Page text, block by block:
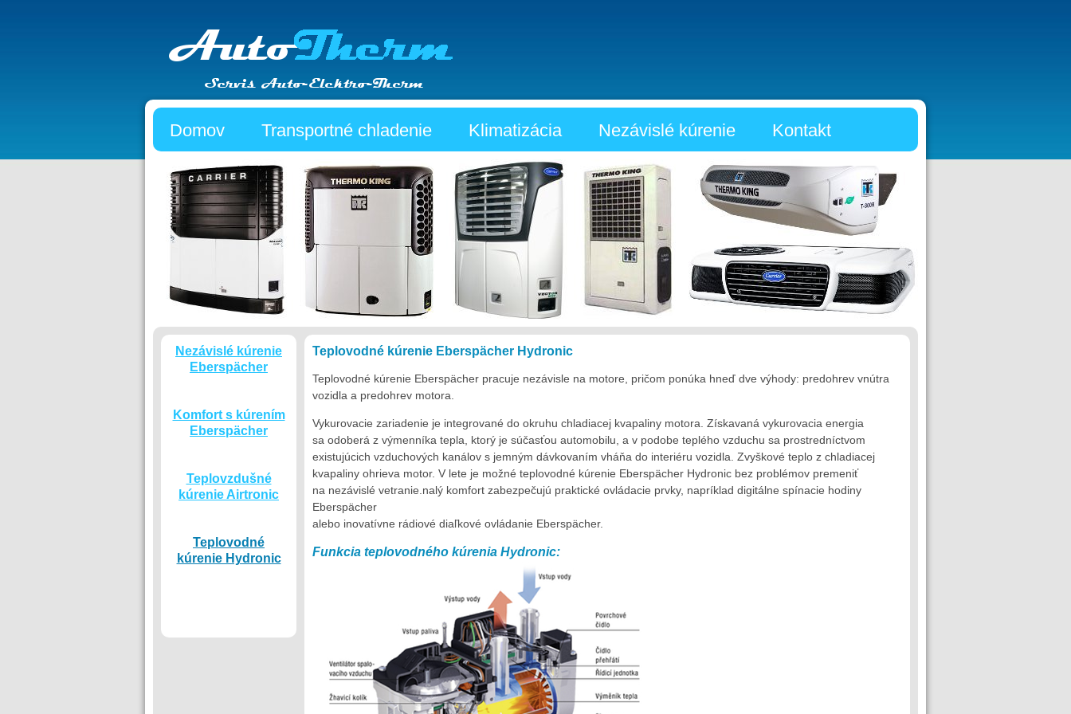
Domov Transportné chladenie Klimatizácia Nezávislé kúrenie Kontakt
Nezávislé kúrenie
Eberspächer
Komfort s kúrením
Eberspächer
Teplovzdušné
kúrenie Airtronic
Teplovodné
kúrenie Hydronic
Teplovodné kúrenie Eberspächer Hydronic
Teplovodné kúrenie Eberspächer pracuje nezávisle na motore, pričom ponúka hneď dve výhody: predohrev vnútra
vozidla a predohrev motora.
Vykurovacie zariadenie je integrované do okruhu chladiacej kvapaliny motora. Získavaná vykurovacia energia
sa odoberá z výmenníka tepla, ktorý je súčasťou automobilu, a v podobe teplého vzduchu sa prostredníctvom
existujúcich vzduchových kanálov s jemným dávkovaním vháňa do interiéru vozidla. Zvyškové teplo z chladiacej
kvapaliny ohrieva motor. V lete je možné teplovodné kúrenie Eberspächer Hydronic bez problémov premeniť
na nezávislé vetranie.nalý komfort zabezpečujú praktické ovládacie prvky, napríklad digitálne spínacie hodiny
Eberspächer
alebo inovatívne rádiové diaľkové ovládanie Eberspächer.
Funkcia teplovodného kúrenia Hydronic: